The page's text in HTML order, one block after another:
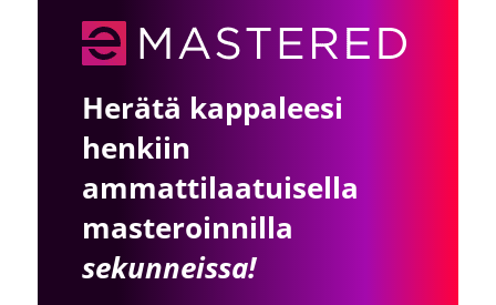
Herätä kappaleesi
henkiin
ammattilaatuisella
masteroinnilla
sekunneissa!